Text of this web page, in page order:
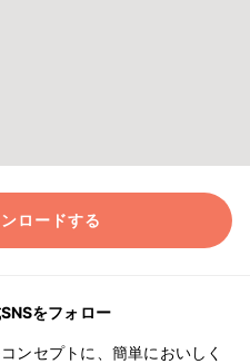
ロードする
をフォロー
ンセプトに、簡単においしく